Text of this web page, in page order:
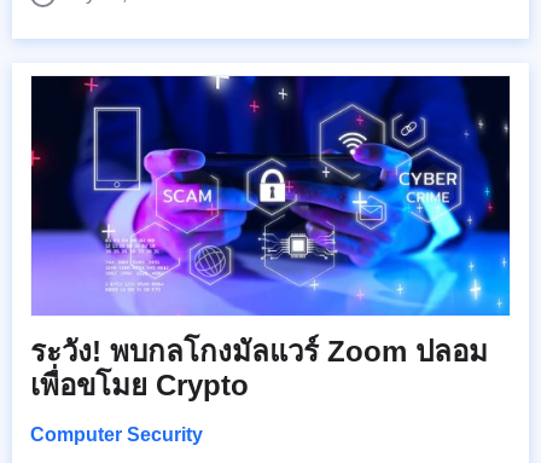
ระวัง! พบกลโกงมัลแวร์ Zoom ปลอม
เพื่อขโมย Crypto
Computer Security